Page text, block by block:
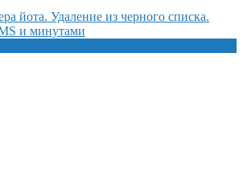
йота. Удаление из черного списка.
и минутами